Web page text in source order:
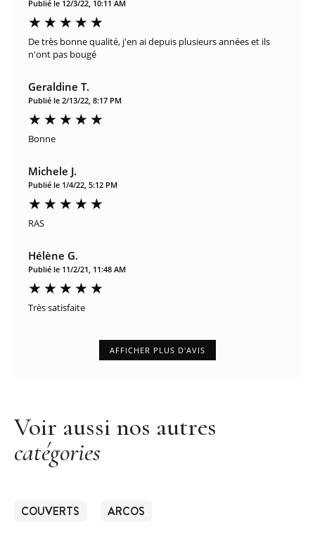
Publié le 12/3/22, 10:11 AM
De très bonne qualité, j'en ai depuis plusieurs années et ils
n'ont pas bougé
Geraldine T.
Publié le 2/13/22, 8:17 PM
Bonne
Michele J.
Publié le 1/4/22, 5:12 PM
RAS
Hélène G.
Publié le 11/2/21, 11:48 AM
Très satisfaite
AFFICHER PLUS D'AVIS
Voir aussi nos autres
catégories
COUVERTS ARCOS